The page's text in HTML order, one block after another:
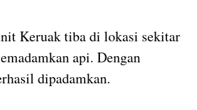
Keruak tiba di lokasi sekitar
api. Dengan
dipadamkan.